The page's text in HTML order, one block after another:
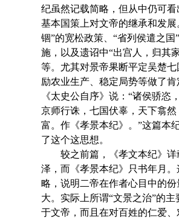
纪虽然记载简略，但从中仍可看
基本国策上对文帝的继承和发展
锢”的宽松政策、“省列侯遣之国
施，以及遗诏中“出宫人，归其
等。尤其对景帝果断平定吴楚
励农业生产、稳定局势等做了肯
《太史公自序》说：“诸侯骄恣
京师行诛，七国伏辜，天下翕然
富。作《孝景本纪》。”这篇本
了这个这思想。
较之前篇，《孝文本纪》详
泽，而《孝景本纪》只书年月。
略，说明二帝在作者心目中的份
大。实际上所谓“文景之治”的主
于文帝，而且在对百姓的仁爱